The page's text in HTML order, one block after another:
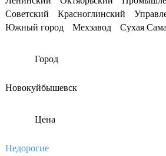
Советский
Красноглинский
Южный город
Мехзавод Сухая
Город
Новокуйбышевск
Цена
Недорогие